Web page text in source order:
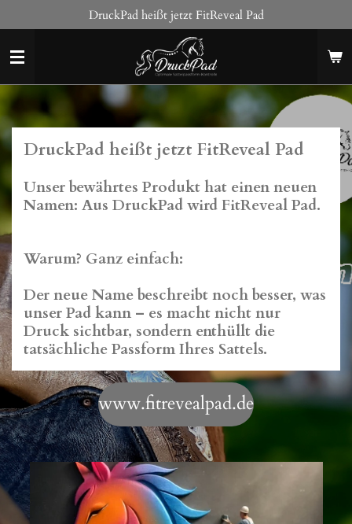
Hauptinhalt
springen
DruckPad heißt jetzt FitReveal Pad
DruckPad heißt jetzt FitReveal Pad
Unser bewährtes Produkt hat einen neuen
Namen: Aus DruckPadwirdFitReveal Pad.
Warum? Ganz einfach:
Der neue Name beschreibt noch besser, was
unser Pad kann – es macht nicht nur
Druck sichtbar, sondern enthüllt die
tatsächliche Passform Ihres Sattels.
www.fitrevealpad.de